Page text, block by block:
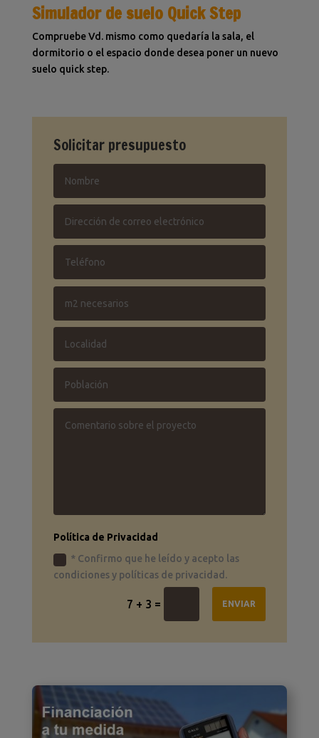
Simulador de suelo Quick Step
Compruebe Vd. mismo como quedaría la sala, el
dormitorio o el espacio donde desea poner un nuevo
suelo quick step.
Solicitar presupuesto
Política de Privacidad
* Confirmo que he leído y acepto las
condiciones y políticas de privacidad.
7 + 3 = ENVIAR